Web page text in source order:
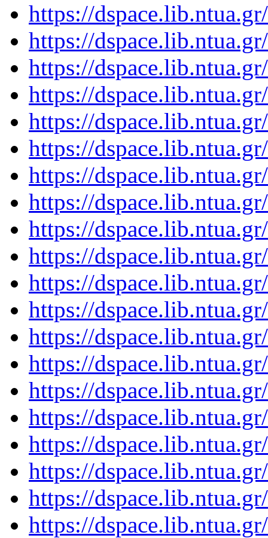
https://
https://
https://
https://
https://
https://
https://
https://
https://
https://
https://
https://
https://
https://
https://
https://
https://
https://
https://
https://